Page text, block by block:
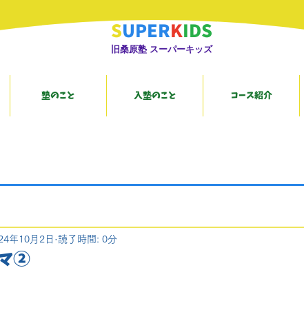
SUPER K IDS
旧桑原塾 スーパーキッズ
塾のこと 入塾のこと コース紹介
②
年10月2日 読了時間: 0分